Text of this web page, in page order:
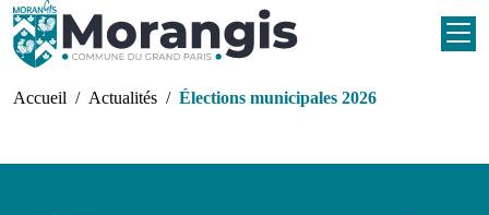
Aller au contenu principal
Fil d'Ariane
Accueil Actualités Élections municipales 2026